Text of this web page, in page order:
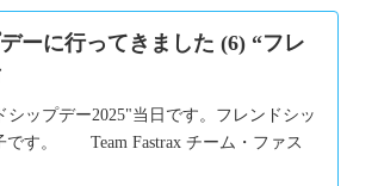
ーに行ってきました (6) “フレ
ップデー2025"当日です。フレンドシッ
です。 Team Fastrax チーム・ファス